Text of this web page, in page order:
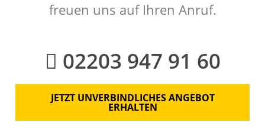
freuen uns auf Ihren Anruf.
02203 947 91 60
JETZT UNVERBINDLICHES ANGEBOT
ERHALTEN